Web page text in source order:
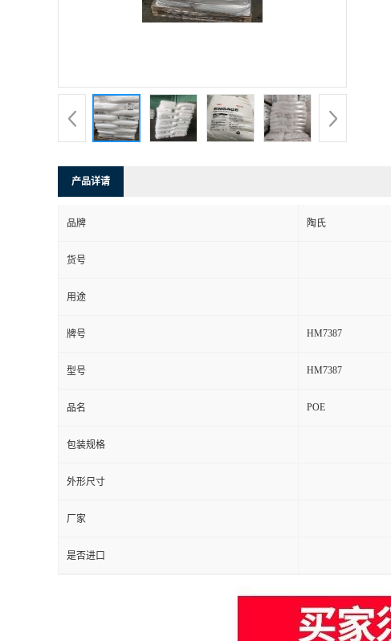
产品详请
品牌 陶氏
货号
用途
牌号 HM7387
型号 HM7387
品名 POE
包装规格
外形尺寸
厂家
是否进口